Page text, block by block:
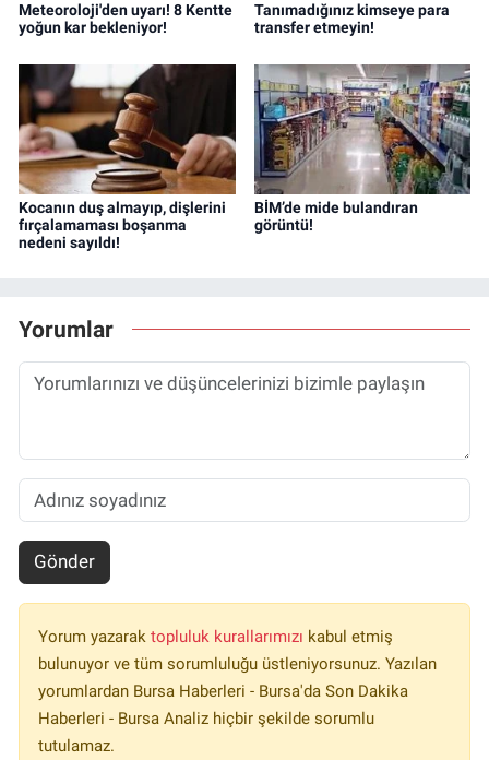
Meteoroloji'den uyarı! 8 Kentte
yoğun kar bekleniyor!
Tanımadığınız kimseye para
transfer etmeyin!
Kocanın duş almayıp, dişlerini
fırçalamaması boşanma
nedeni sayıldı!
BİM’de mide bulandıran
görüntü!
Yorumlar
Gönder
Yorum yazarak topluluk kurallarımızı kabul etmiş
bulunuyor ve tüm sorumluluğu üstleniyorsunuz. Yazılan
yorumlardan Bursa Haberleri - Bursa'da Son Dakika
Haberleri - Bursa Analiz hiçbir şekilde sorumlu
tutulamaz.